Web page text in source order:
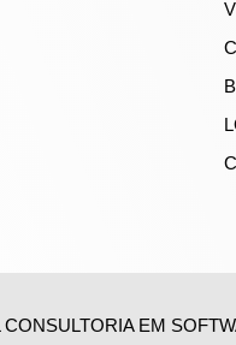
EM